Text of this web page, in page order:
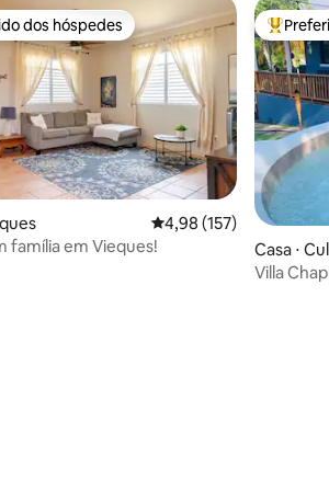
preferidos dos hóspedes
dos hóspedes
4,98 de uma avaliação
4,98 (157)
família em Vieques!
Entre
Casa ⋅
Villa